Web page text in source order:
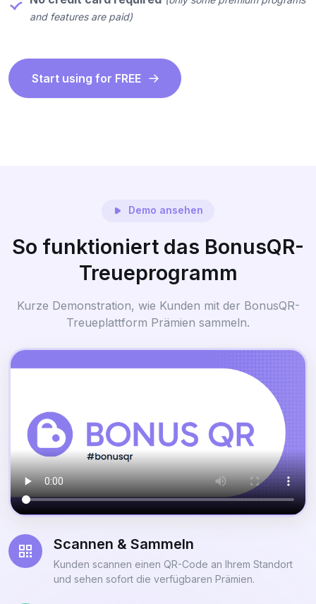
and features are paid)
Start using for FREE
Demo ansehen
So funktioniert das BonusQR-
Treueprogramm
Kurze Demonstration, wie Kunden mit der BonusQR-
Treueplattform Prämien sammeln.
Scannen & Sammeln
Kunden scannen einen QR-Code an Ihrem Standort
und sehen sofort die verfügbaren Prämien.